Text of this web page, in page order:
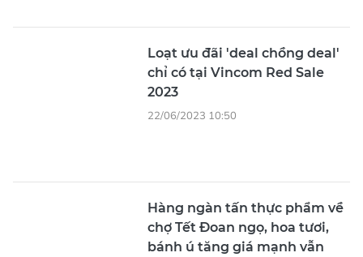
Loạt ưu đãi 'deal chồng deal'
chỉ có tại Vincom Red Sale
2023
22/06/2023 10:50
Hàng ngàn tấn thực phẩm về
chợ Tết Đoan ngọ, hoa tươi,
bánh ú tăng giá mạnh vẫn